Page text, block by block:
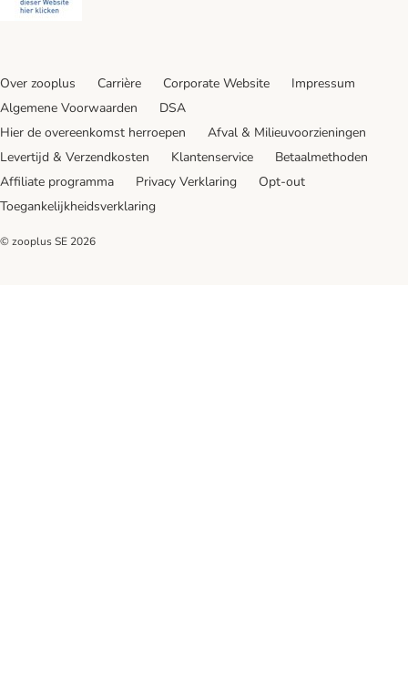
Over zooplus Carrière Corporate Website
Impressum
Algemene Voorwaarden
DSA
Hier de overeenkomst herroepen
Afval & Milieuvoorzieningen
Levertijd & Verzendkosten
Klantenservice
Betaalmethoden
Affiliate programma
Privacy Verklaring
Opt-out
Toegankelijkheidsverklaring
© zooplus SE 2026